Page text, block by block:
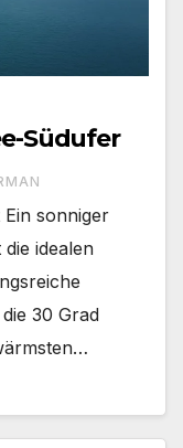
Südufer
sonniger
idealen
30 Grad